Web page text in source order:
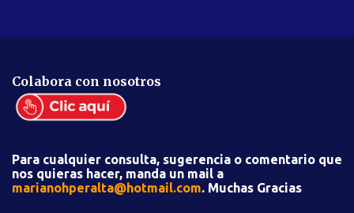
t
a
r
o
s
Colabora con nosotros
Para cualquier consulta, sugerencia o comentario que
nos quieras hacer, manda un mail a
marianohperalta@hotmail.com. Muchas Gracias